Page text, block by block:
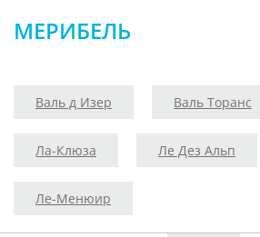
МЕРИБЕЛЬ
Валь д Изер Валь Торанс
Ла-Клюза Ле Дез Альп
Ле-Менюир